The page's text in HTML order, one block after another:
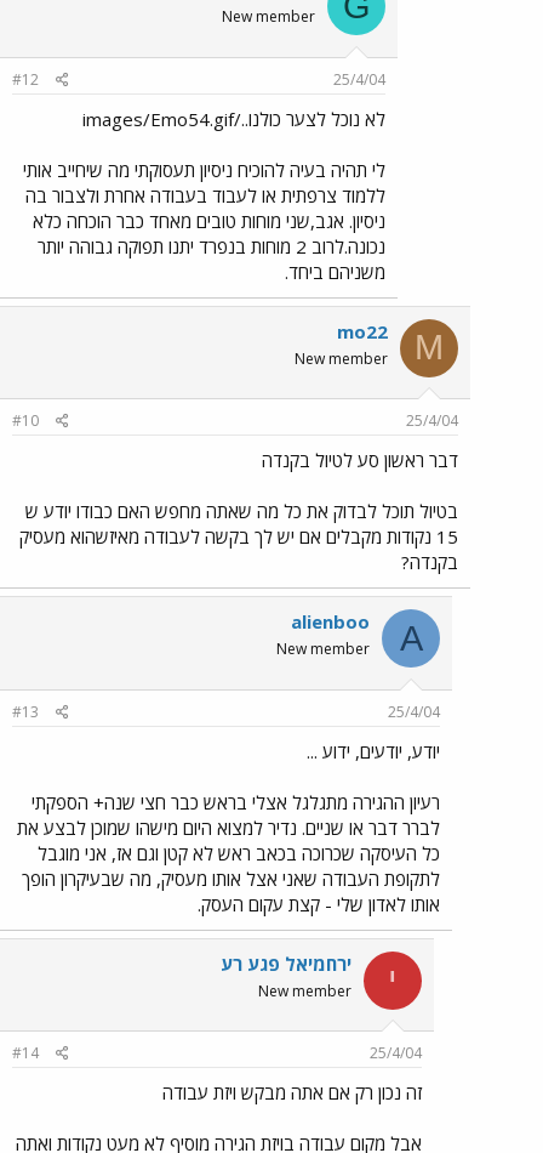
New member
25/4/04
#12
לא נוכל לצער כולנו../images/Emo54.gif
לי תהיה בעיה להוכיח ניסיון תעסוקתי מה שיחייב אותי
ללמוד צרפתית או לעבוד בעבודה אחרת ולצבור בה
ניסיון. אגב,שני מוחות טובים מאחד כבר הוכחה כלא
נכונה.לרוב 2 מוחות בנפרד יתנו תפוקה גבוהה יותר
משניהם ביחד.
M
mo22
New member
25/4/04
#10
דבר ראשון סע לטיול בקנדה
בטיול תוכל לבדוק את כל מה שאתה מחפש האם כבודו יודע ש
15 נקודות מקבלים אם יש לך בקשה לעבודה מאיזשהוא מעסיק
בקנדה?
A
alienboo
New member
25/4/04
#13
יודע, יודעים, ידוע ...
רעיון ההגירה מתגלגל אצלי בראש כבר חצי שנה+ הספקתי
לברר דבר או שניים. נדיר למצוא היום מישהו שמוכן לבצע את
כל העיסקה שכרוכה בכאב ראש לא קטן וגם אז, אני מוגבל
לתקופת העבודה שאני אצל אותו מעסיק, מה שבעיקרון הופך
אותו לאדון שלי - קצת עקום העסק.
י ירחמיאל פגע רע
New member
25/4/04
#14
זה נכון רק אם אתה מבקש ויזת עבודה
אבל מקום עבודה בויזת הגירה מוסיף לא מעט נקודות ואתה